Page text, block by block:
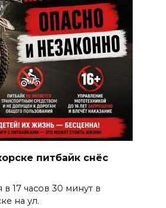
питбайк снёс
17 часов 30 минут в
на ул.